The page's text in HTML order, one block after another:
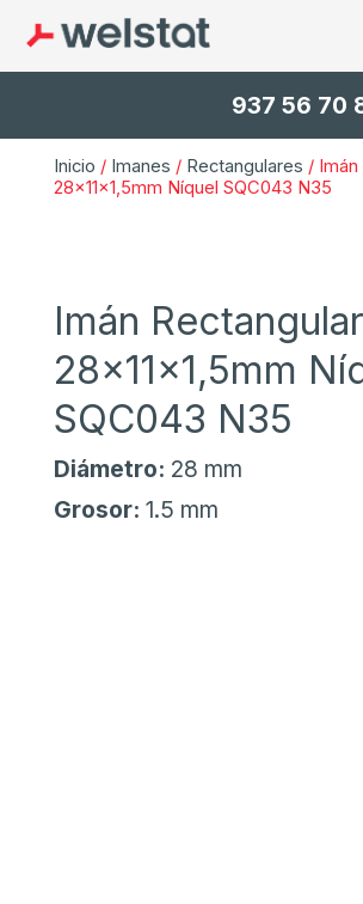
937 56 70
Inicio / Imanes / Rectangulares /
28x11x1,5mm Níquel SQC043 N35
Imán Rectangular
28x11x1,5mm
SQC043 N35
Diámetro: 28 mm
Grosor: 1.5 mm